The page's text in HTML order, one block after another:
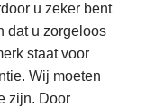
u zeker bent
dat u zorgeloos
staat voor
Wij moeten
zijn. Door